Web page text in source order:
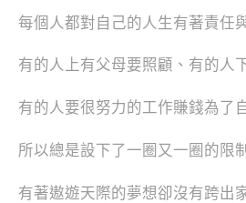
每個人都對自己的人生有著責任
有的人上有父母要照顧、有的人
有的人要很努力的工作賺錢為了
所以總是設下了一圈又一圈的限制
有著遨遊天際的夢想卻沒有跨出